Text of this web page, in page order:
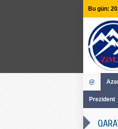
Bu gün:
@
Prezident